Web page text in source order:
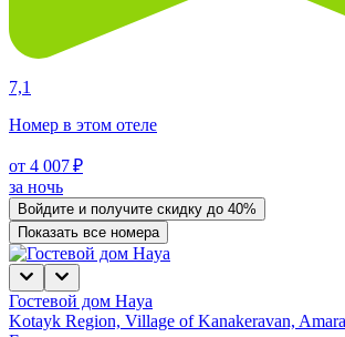
7,1
Номер в этом отеле
от 4 007 ₽
за ночь
Войдите и получите скидку до 40%
Показать все номера
Гостевой дом Haya
Kotayk Region, Village of Kanakeravan,